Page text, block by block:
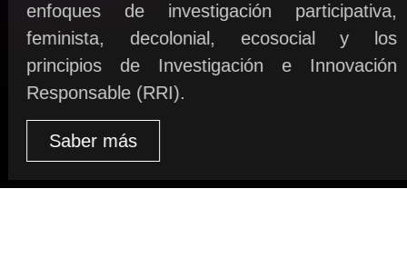
enfoques de investigación participativa,
feminista, decolonial, ecosocial y los
principios de Investigación e Innovación
Responsable (RRI).
Saber más